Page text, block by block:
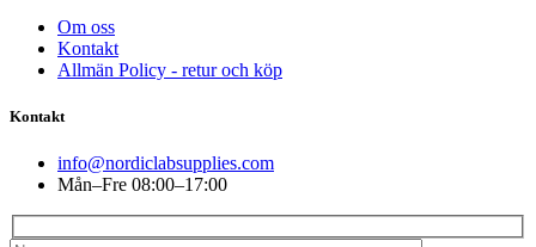
Om oss
Kontakt
Allmän Policy - retur och köp
Kontakt
info@nordiclabsupplies.com
Mån–Fre 08:00–17:00